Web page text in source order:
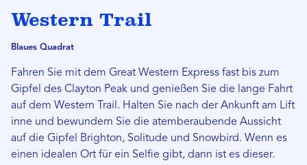
Western Trail
Blaues Quadrat
Fahren Sie mit dem Great Western Express fast bis zum
Gipfel des Clayton Peak und genießen Sie die lange Fahrt
auf dem Western Trail. Halten Sie nach der Ankunft am Lift
inne und bewundern Sie die atemberaubende Aussicht
auf die Gipfel Brighton, Solitude und Snowbird. Wenn es
einen idealen Ort für ein Selfie gibt, dann ist es dieser.